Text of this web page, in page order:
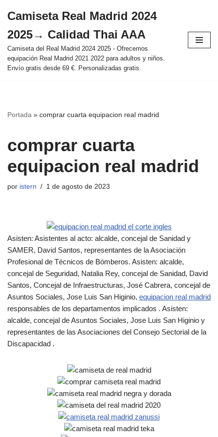
al
contenido
Camiseta Real Madrid 2024
2025→ Calidad Thai AAA
Camiseta del Real Madrid 2024 2025 - Ofrecemos
equipación Real Madrid 2021 2022 para adultos y niños.
Envío gratis desde 69 €. Personalizadas gratis.
Portada » comprar cuarta equipacion real madrid
comprar cuarta
equipacion real madrid
por istern 1 de agosto de 2023
Asisten: Asistentes al acto: alcalde, concejal de Sanidad y
SAMER, David Santos, representantes de la Asociación
Profesional de Técnicos de Bómberos. Asisten: alcalde,
concejal de Seguridad, Natalia Rey, concejal de Sanidad, David
Santos, Concejal de Infraestructuras, José Cabrera, concejal de
Asuntos Sociales, Jose Luis San Higinio, equipacion real madrid
responsables de los departamentos implicados . Asisten:
alcalde, concejal de Asuntos Sociales, Jose Luis San Higinio y
representantes de las Asociaciones del Consejo Sectorial de la
Discapacidad .